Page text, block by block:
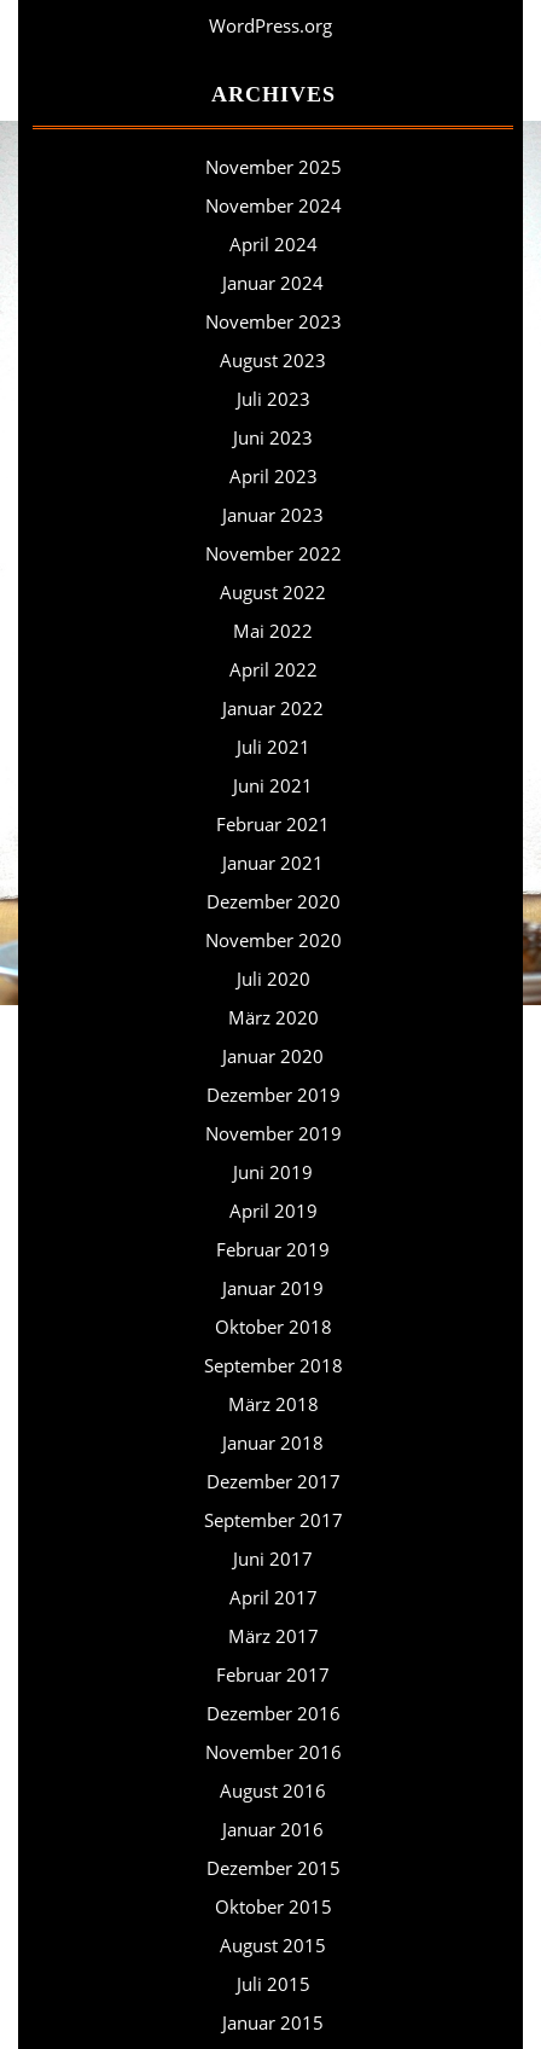
WordPress.org
ARCHIVES
November 2025
November 2024
April 2024
Januar 2024
November 2023
August 2023
Juli 2023
Juni 2023
April 2023
Januar 2023
November 2022
August 2022
Mai 2022
April 2022
Januar 2022
Juli 2021
Juni 2021
Februar 2021
Januar 2021
Dezember 2020
November 2020
Juli 2020
März 2020
Januar 2020
Dezember 2019
November 2019
Juni 2019
April 2019
Februar 2019
Januar 2019
Oktober 2018
September 2018
März 2018
Januar 2018
Dezember 2017
September 2017
Juni 2017
April 2017
März 2017
Februar 2017
Dezember 2016
November 2016
August 2016
Januar 2016
Dezember 2015
Oktober 2015
August 2015
Juli 2015
Januar 2015